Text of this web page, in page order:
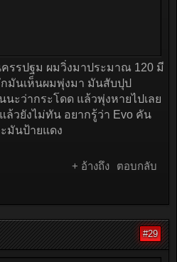
รรปฐม ผมวิ่งมาประมาณ 120 มี
มันเห็นผมพุ่งมา มันสับปุป
นะว่ากระโดด แล้วพุ่งหายไปเลย
ล้วยังไม่ทัน อยากรู้ว่า Evo คัน
มันป้ายแดง
+ อ้างถึง ตอบกลับ
#29